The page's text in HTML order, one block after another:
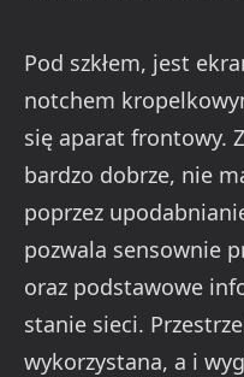
Pod szkłem, jest
notchem
się aparat frontowy.
bardzo dobrze, nie
poprzez
pozwala sensownie
oraz podstawowe
stanie sieci.
wykorzystana, a i